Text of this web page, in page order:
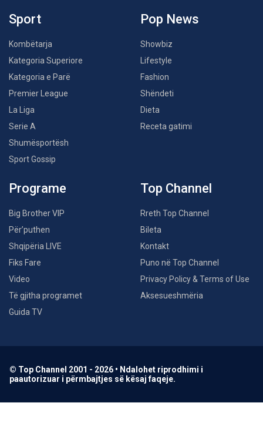
Sport
Kombëtarja
Kategoria Superiore
Kategoria e Parë
Premier League
La Liga
Serie A
Shumësportësh
Sport Gossip
Pop News
Showbiz
Lifestyle
Fashion
Shëndeti
Dieta
Receta gatimi
Programe
Big Brother VIP
Për’puthen
Shqipëria LIVE
Fiks Fare
Video
Të gjitha programet
Guida TV
Top Channel
Rreth Top Channel
Bileta
Kontakt
Puno në Top Channel
Privacy Policy & Terms of Use
Aksesueshmëria
© Top Channel 2001 - 2026 • Ndalohet riprodhimi i
paautorizuar i përmbajtjes së kësaj faqeje.